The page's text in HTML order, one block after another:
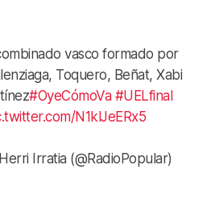
vasco formado por
Toquero, Beñat, Xabi
#OyeCómoVa #UELfinal
N1klJeERx5
Irratia (@RadioPopular)